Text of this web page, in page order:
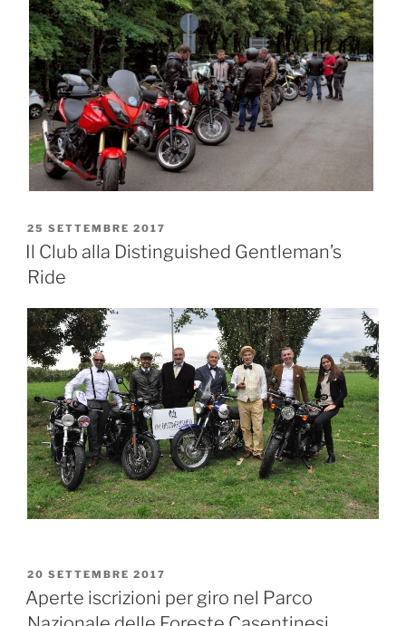
PUBBLICATO
IL
25 SETTEMBRE 2017
Il Club alla Distinguished Gentleman’s
Ride
PUBBLICATO
IL
20 SETTEMBRE 2017
Aperte iscrizioni per giro nel Parco